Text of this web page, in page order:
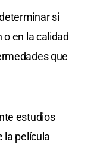
si
en la calidad
que
estudios
la película